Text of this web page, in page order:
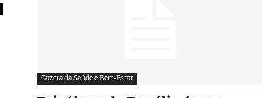
Gazeta da Saúde e Bem-Estar